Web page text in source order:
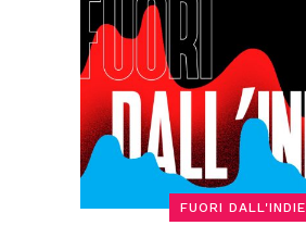
FUORI DALL'INDIE